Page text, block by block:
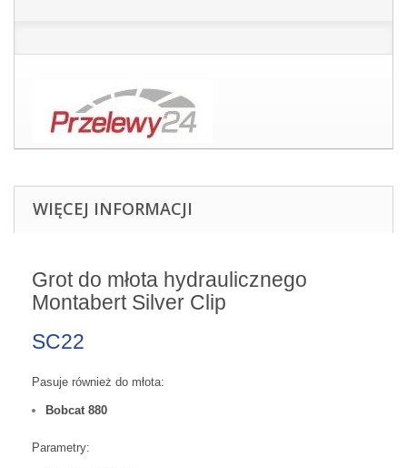
WIĘCEJ INFORMACJI
Grot do młota hydraulicznego
Montabert Silver Clip
SC22
Pasuje również do młota:
Bobcat 880
Parametry: